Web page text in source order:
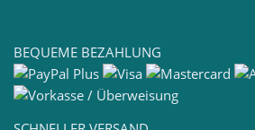
BEQUEME BEZAHLUNG